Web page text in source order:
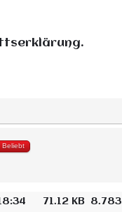
Beliebt
71.12 KB 8.783